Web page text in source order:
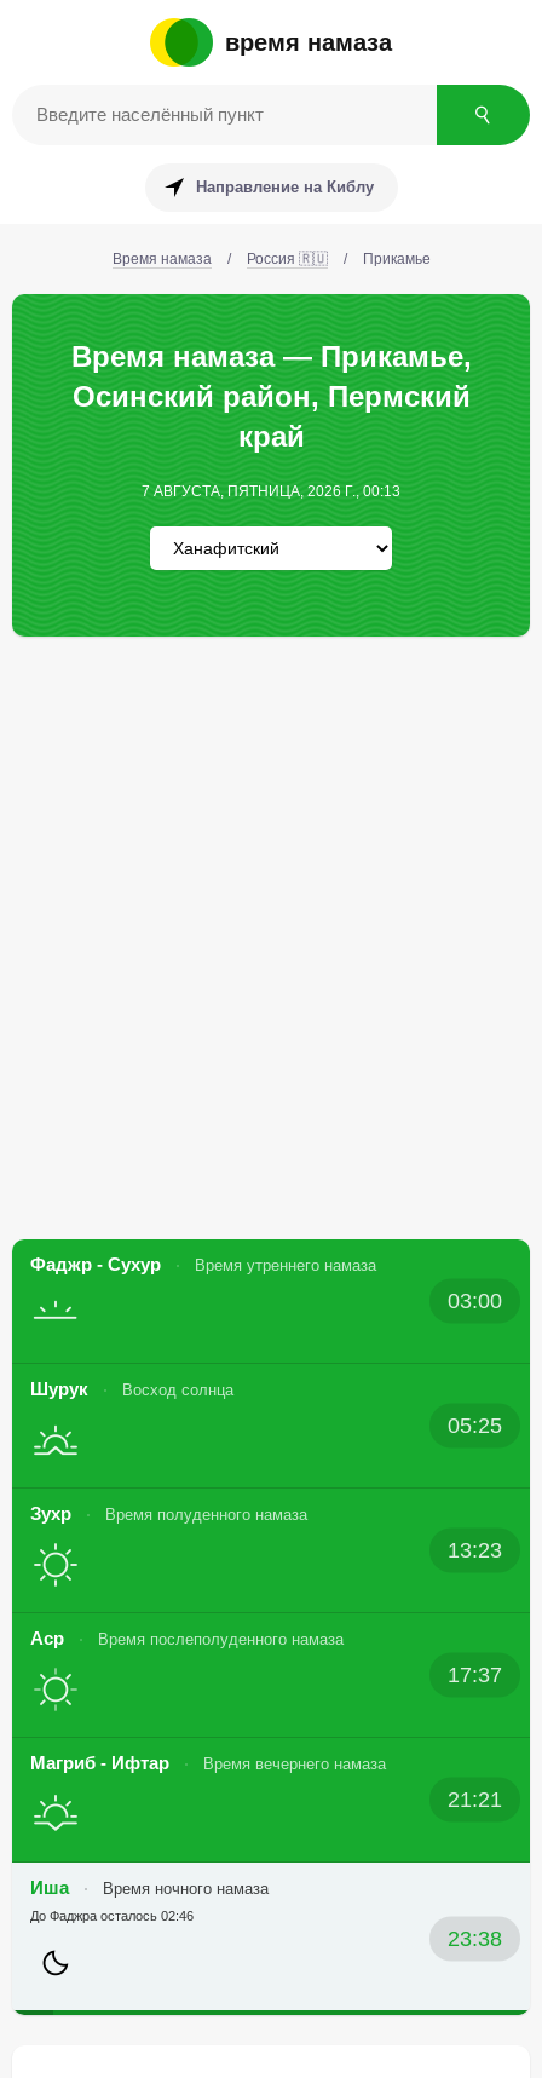
время намаза
Направление на Киблу
Время намаза / Россия 🇷🇺 / Прикамье
Время намаза — Прикамье,
Осинский район, Пермский
край
7 АВГУСТА, ПЯТНИЦА, 2026 Г., 00:13
Фаджр - Сухур Время утреннего намаза
03:00
Шурук Восход солнца
05:25
Зухр Время полуденного намаза
13:23
Аср Время послеполуденного намаза
17:37
Магриб - Ифтар Время вечернего намаза
21:21
Иша Время ночного намаза
23:38
До Фаджра осталось 02:46